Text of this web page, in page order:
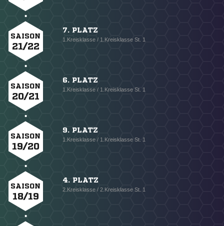
SAISON
21/22
7. PLATZ
1.Kreisklasse / 1.Kreisklasse St. 1
SAISON
20/21
6. PLATZ
1.Kreisklasse / 1.Kreisklasse St. 1
SAISON
19/20
9. PLATZ
1.Kreisklasse / 1.Kreisklasse St. 1
SAISON
18/19
4. PLATZ
2.Kreisklasse / 2.Kreisklasse St. 1